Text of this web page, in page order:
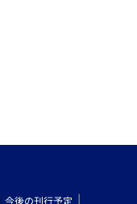
今後の刊行予定